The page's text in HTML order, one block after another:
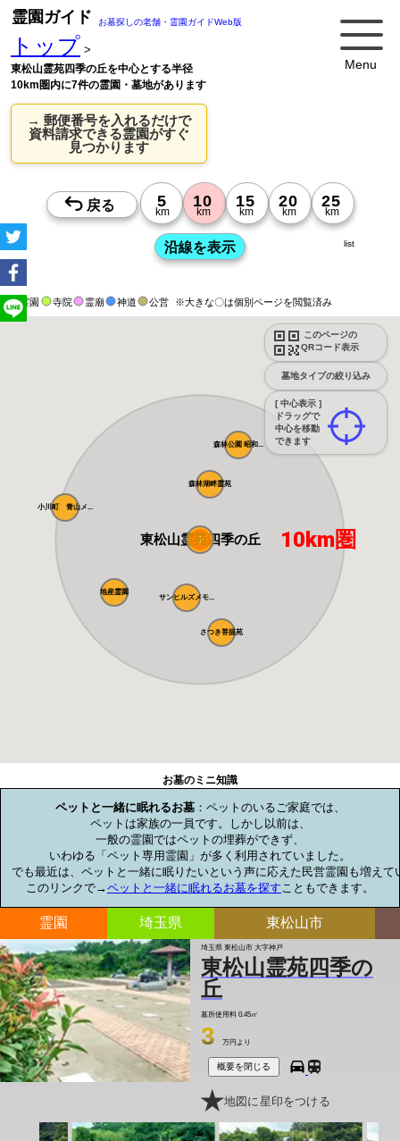
Menu
霊園ガイド お墓探しの老舗・霊園ガイドWeb版
トップ >
東松山霊苑四季の丘を中心とする半径
10km圏内に7件の霊園・墓地があります
→ 郵便番号を入れるだけで
資料請求できる霊園がすぐ
見つかります
霊園 寺院 霊廟 神道 公営 ※大きな〇は個別ページを閲覧済み
このページの
QRコード表示
墓地タイプの絞り込み
[ 中心表示 ]
ドラッグで
中心を移動
できます
list
森林公園 昭和...
さつき菩提苑
地産霊園
サンヒルズメモ...
森林湖畔霊苑
小川町 青山メ...
東松山霊苑四季の丘 10km圏
お墓のミニ知識
ペットと一緒に眠れるお墓：ペットのいるご家庭では、
ペットは家族の一員です。しかし以前は、
一般の霊園ではペットの埋葬ができず、
いわゆる「ペット専用霊園」が多く利用されていました。
でも最近は、ペットと一緒に眠りたいという声に応えた民営霊園も増えて
このリンクで→ペットと一緒に眠れるお墓を探す こともできます。
霊園 埼玉県 東松山市
埼玉県 東松山市 大字神戸
東松山霊苑四季の
丘
墓所使用料 0.45㎡
3 万円より
概要を閉じる
地図に星印をつける